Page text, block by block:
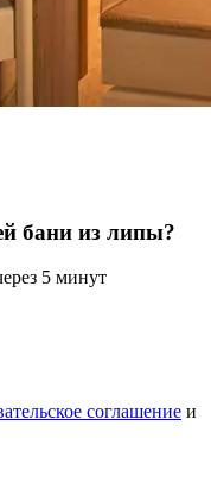
бани из липы?
5 минут
соглашение и